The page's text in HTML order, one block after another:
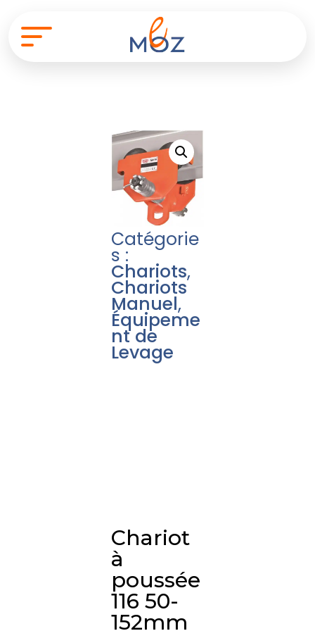
Catégorie
s :
Chariots,
Chariots
Manuel,
Équipeme
nt de
Levage
Chariot
à
poussée
116 50-
152mm